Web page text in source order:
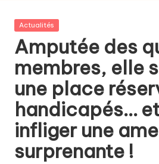
Posted
Actualités
Amputée des
membres, elle
une place
handicapés…
infliger une
surprenante !